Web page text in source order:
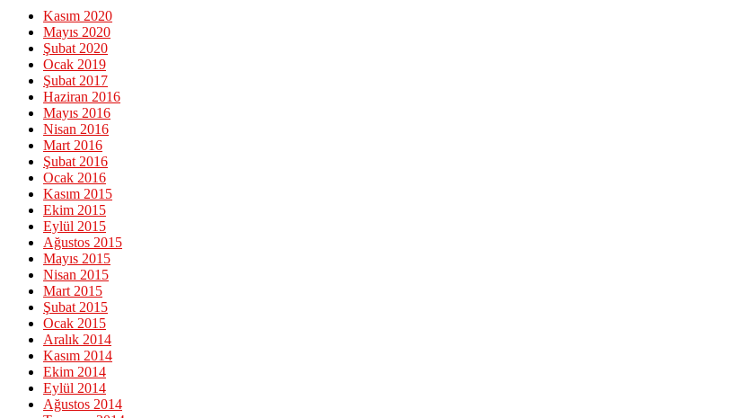
Kasım 2020
Mayıs 2020
Şubat 2020
Ocak 2019
Şubat 2017
Haziran 2016
Mayıs 2016
Nisan 2016
Mart 2016
Şubat 2016
Ocak 2016
Kasım 2015
Ekim 2015
Eylül 2015
Ağustos 2015
Mayıs 2015
Nisan 2015
Mart 2015
Şubat 2015
Ocak 2015
Aralık 2014
Kasım 2014
Ekim 2014
Eylül 2014
Ağustos 2014